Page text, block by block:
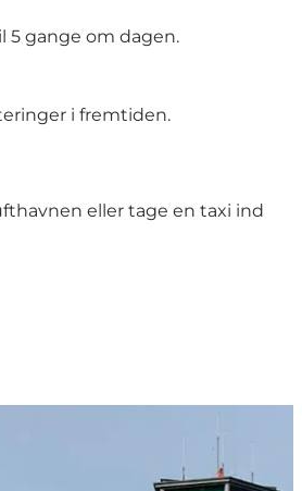
5 gange om dagen.
i fremtiden.
eller tage en taxi ind